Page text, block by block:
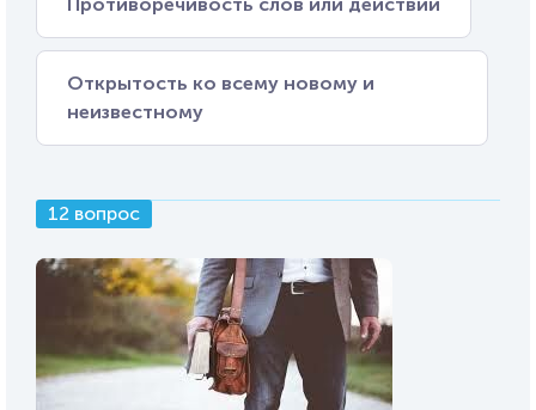
Открытость ко всему новому и
неизвестному
12 вопрос